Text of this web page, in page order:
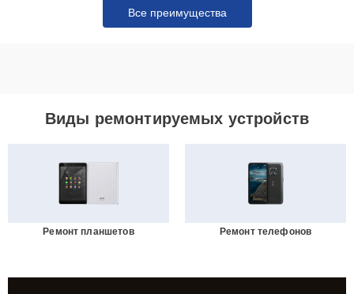
Все преимущества
Виды ремонтируемых устройств
Ремонт планшетов Ремонт телефонов